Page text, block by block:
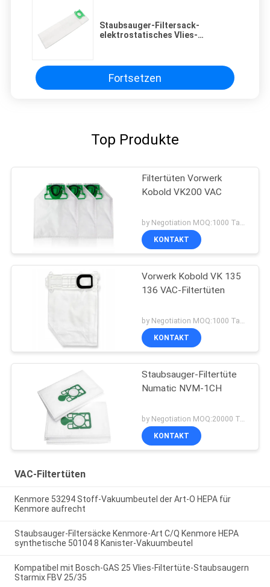
Staubsauger-Filtersack-
elektrostatisches Vlies-
XP3 5093ER
Fortsetzen
Top Produkte
Filtertüten Vorwerk
Kobold VK200 VAC
by Negotiation MOQ:1000 Tasche/Taschen
KONTAKT
Vorwerk Kobold VK 135
136 VAC-Filtertüten
KONTAKT
Staubsauger-Filtertüte
Numatic NVM-1CH
KONTAKT
VAC-Filtertüten
Kenmore 53294 Stoff-Vakuumbeutel der Art-O HEPA für
Kenmore aufrecht
Staubsauger-Filtersäcke Kenmore-Art C/Q Kenmore HEPA
synthetische 50104 8 Kanister-Vakuumbeutel
Kompatibel mit Bosch-GAS 25 Vlies-Filtertüte-Staubsaugern
Starmix FBV 25/35